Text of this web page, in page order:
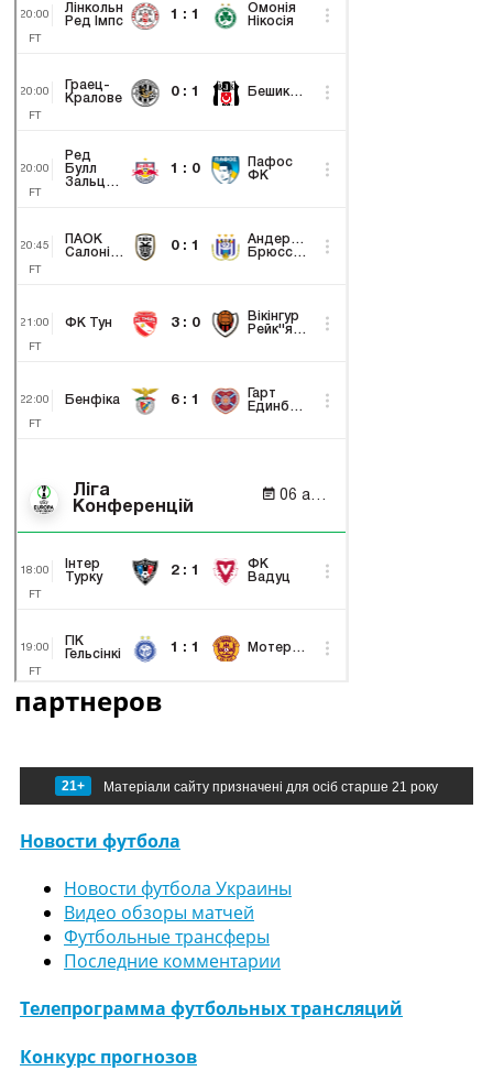
партнеров
21+ Матеріали сайту призначені для осіб старше 21 року
Новости футбола
Новости футбола Украины
Видео обзоры матчей
Футбольные трансферы
Последние комментарии
Телепрограмма футбольных трансляций
Конкурс прогнозов